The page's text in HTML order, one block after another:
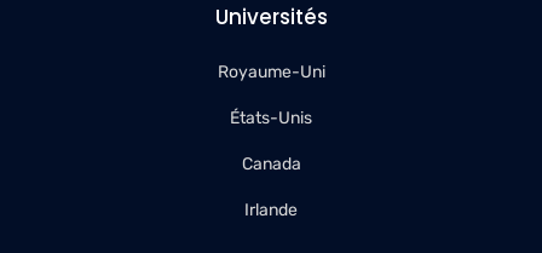
Universités
Royaume-Uni
États-Unis
Canada
Irlande